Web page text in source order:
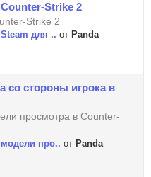
Strike 2
Strike 2
для .. от Panda
со стороны игрока в
просмотра в Counter-
модели про.. от Panda